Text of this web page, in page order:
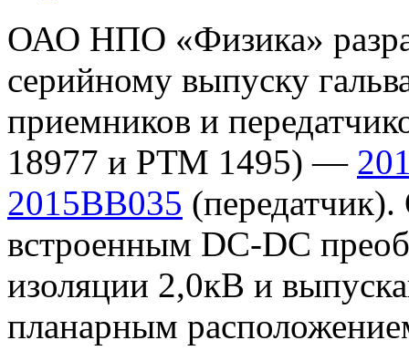
ОАО НПО «Физика»
серийному выпуску
приемников и
18977 и РТМ 1495) —
2015ВВ035 (передатчик).
встроенным DC-DC
изоляции 2,0кВ и
планарным